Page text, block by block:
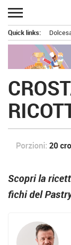
Passa
al
contenuto
principale
Quick links:
Porzioni: 20
Scopri la
fichi del